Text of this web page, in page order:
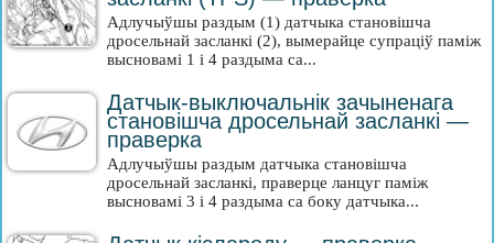
Адлучыўшы раздым (1) датчыка становішча
дросельнай засланкі (2), вымерайце супраціў паміж
высновамі 1 і 4 раздыма са...
Датчык-выключальнік зачыненага
становішча дросельнай засланкі —
праверка
Адлучыўшы раздым датчыка становішча
дросельнай засланкі, праверце ланцуг паміж
высновамі 3 і 4 раздыма са боку датчыка...